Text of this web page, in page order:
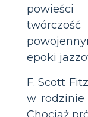
powieści
epoki
F. Scott
w rodzinie